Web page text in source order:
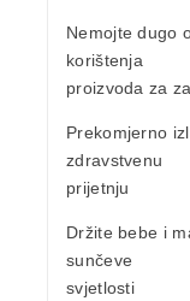
Nemojte dugo
korištenja
proizvoda za
Prekomjerno
zdravstvenu
prijetnju
Držite bebe i
sunčeve
svjetlosti